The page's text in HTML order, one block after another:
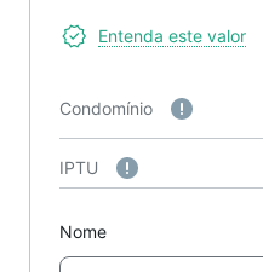
Entenda este valor
Condomínio
IPTU
Nome